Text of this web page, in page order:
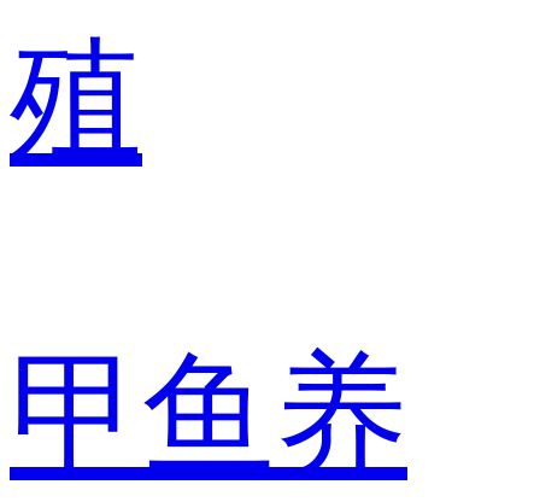
殖
甲鱼养